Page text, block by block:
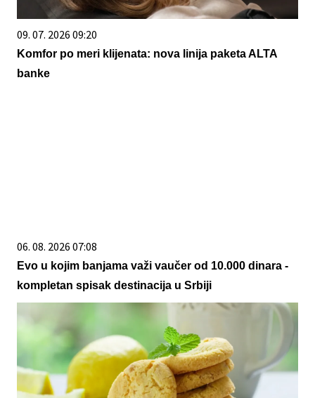
09. 07. 2026 09:20
Komfor po meri klijenata: nova linija paketa ALTA
banke
06. 08. 2026 07:08
Evo u kojim banjama važi vaučer od 10.000 dinara -
kompletan spisak destinacija u Srbiji